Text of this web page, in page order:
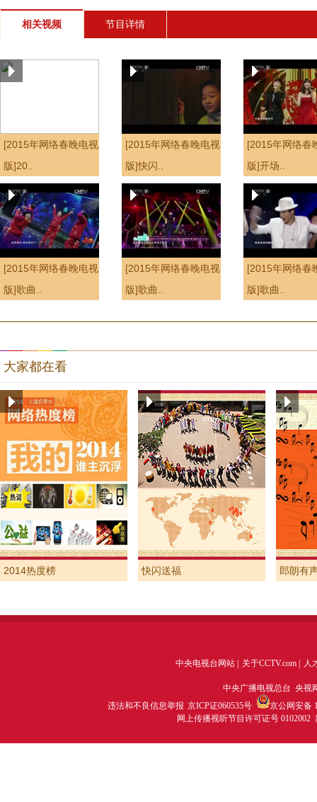
相关视频 节目详情
[2015年网络春晚电视
版]20..
[2015年网络春晚电视
版]快闪..
[2015年网络春
版]开场..
[2015年网络春晚电视
版]歌曲..
[2015年网络春晚电视
版]歌曲..
[2015年网络春
版]歌曲..
大家都在看
2014热度榜 快闪送福 郎朗有
中央电视台网站 关于CCTV.com 人
中央广播电视总台 央视
违法和不良信息举报 京ICP证060535号
京公网安备
网上传播视听节目许可证号 0102002